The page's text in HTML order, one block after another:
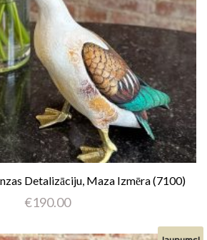
Detalizāciju, Maza Izmēra (7100)
€190.00